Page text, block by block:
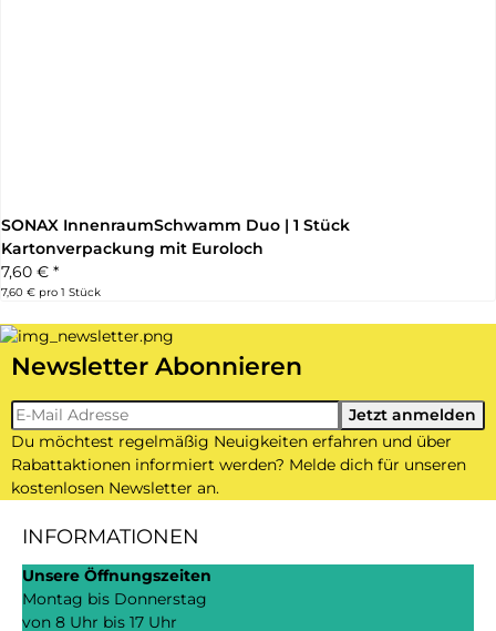
SONAX InnenraumSchwamm Duo | 1 Stück
Kartonverpackung mit Euroloch
7,60 € *
7,60 € pro 1 Stück
Newsletter Abonnieren
Newsletter-RegistrierungJetzt anmelden
Du möchtest regelmäßig Neuigkeiten erfahren und über
Rabattaktionen informiert werden? Melde dich für unseren
kostenlosen Newsletter an.
INFORMATIONEN
Unsere Öffnungszeiten
Montag bis Donnerstag
von 8 Uhr bis 17 Uhr